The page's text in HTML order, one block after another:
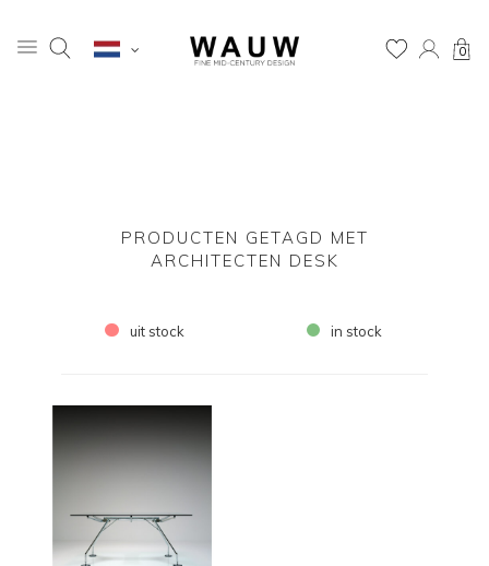
0
PRODUCTEN GETAGD MET
ARCHITECTEN DESK
uit stock in stock